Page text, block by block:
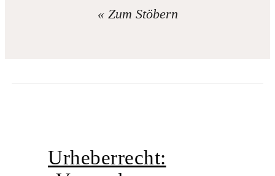
« Zum Stöbern
Urheberrecht: